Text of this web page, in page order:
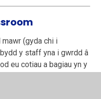
(gyda chi i
y staff yna i gwrdd â
eu cotiau a bagiau yn y